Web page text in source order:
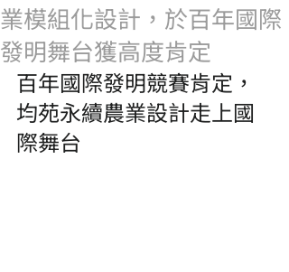
業模組化設計，於百年國際
發明舞台獲高度肯定
百年國際發明競賽肯定，
均苑永續農業設計走上國
際舞台